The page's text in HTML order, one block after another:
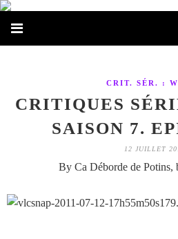
CRIT. SÉR. :
CRITIQUES
SAISON 7.
12 JUILLET
By Ca Déborde de Potins,